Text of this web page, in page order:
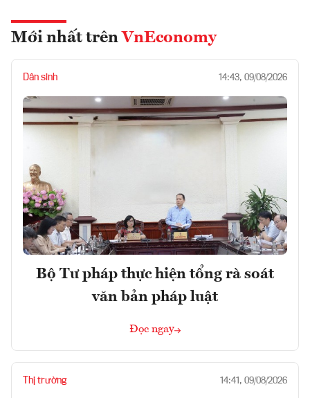
Mới nhất trên VnEconomy
Dân sinh 14:43, 09/08/2026
Bộ Tư pháp thực hiện tổng rà soát
văn bản pháp luật
Đọc ngay
Thị trường 14:41, 09/08/2026